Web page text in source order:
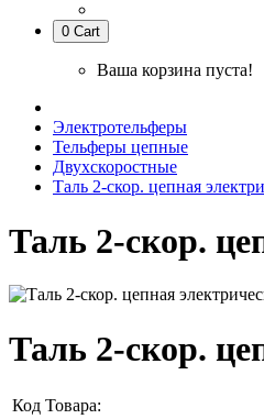
0 Cart
Ваша корзина пуста!
Электротельферы
Тельферы цепные
Двухскоростные
Таль 2-скор. цепная
Таль 2-скор.
Таль 2-скор.
Код Товара: